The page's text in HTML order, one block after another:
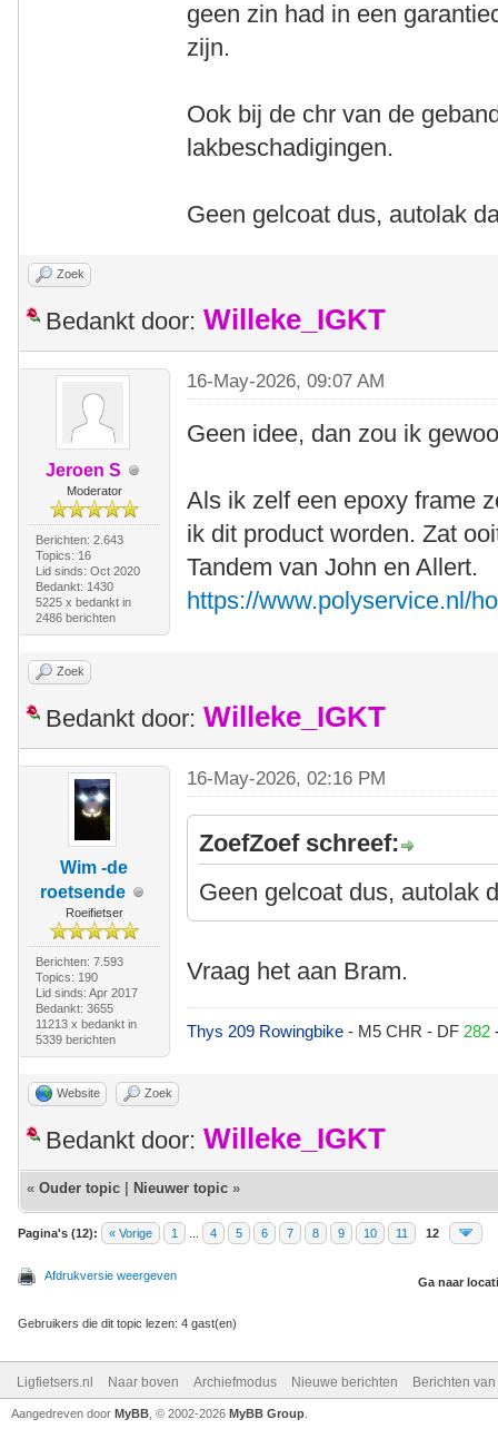
geen zin had in een
zijn.
Ook bij de chr van de
lakbeschadigingen.
Geen gelcoat dus, autolak
Zoek
Bedankt door: Willeke_IGKT
Jeroen S
Moderator
Berichten: 2.643
Topics: 16
Lid sinds: Oct 2020
Bedankt: 1430
5225 x bedankt in
2486 berichten
16-May-2026, 09:07 AM
Geen idee, dan zou ik
Als ik zelf een epoxy frame
ik dit product worden. Zat
Tandem van John en Allert.
https://www.polyservice.nl/
Zoek
Bedankt door: Willeke_IGKT
Wim -de
roetsende
Roeifietser
Berichten: 7.593
Topics: 190
Lid sinds: Apr 2017
Bedankt: 3655
11213 x bedankt in
5339 berichten
16-May-2026, 02:16 PM
ZoefZoef schreef:
Geen gelcoat dus, autolak
Vraag het aan Bram.
Thys 209 Rowingbike- M5 CHR - DF 282
Website Zoek
Bedankt door: Willeke_IGKT
« Ouder topic Nieuwer topic »
Pagina's (12): « Vorige 1 4 5 6 7 8 9 10 11 12
Afdrukversie weergeven Ga naar
Gebruikers die dit topic lezen: 4 gast(en)
Ligfietsers.nl Naar boven Archiefmodus Nieuwe berichten Berichten
Aangedreven door MyBB , © 2002-2026 MyBB Group